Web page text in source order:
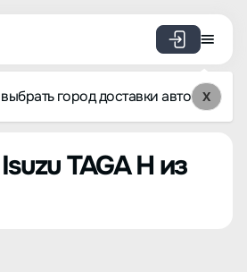
город доставки авто X
Isuzu TAGA H
TAGA H из